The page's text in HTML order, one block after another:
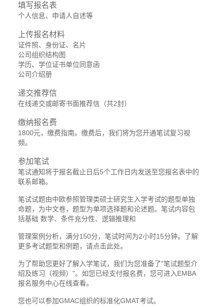
填写报名表
个人信息、申请人自述等
上传报名材料
证件照、身份证、名片
公司组织结构图
学历、学位证书单位同意函
公司介绍册
递交推荐信
在线递交或邮寄书面推荐信（共2封）
缴纳报名费
1800元，缴费指南。缴费后，我们将为您开通笔试复习视
频。
参加笔试
笔试通知将于报名截止日后5个工作日内发送至您报名表中的
联系邮箱。
笔试试题由中欧参照管理类硕士研究生入学考试的题型单独
命题，为中文卷，题型为单项选择题和论述题。笔试内容包
括基础 数学、条件充分性、逻辑推理和
管理案例分析，满分150分，笔试时间为2小时15分钟。了解
更多考试题型和例题，请点击此处。
为了帮助您更好了解入学笔试，我们为您准备了"笔试题型介
绍及练习（视频）"。如您已经支付报名费，您可进入EMBA
报名服务中心在线查看。
您也可以参加GMAC组织的标准化GMAT考试。